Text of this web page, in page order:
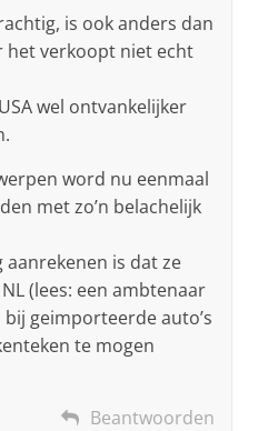
is ook anders dan
het verkoopt niet echt
wel ontvankelijker
word nu eenmaal
met zo’n belachelijk
aanrekenen is dat ze
(lees: een ambtenaar
geimporteerde auto’s
te mogen
Beantwoorden